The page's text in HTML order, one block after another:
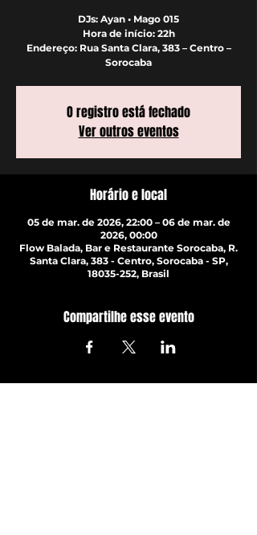
DJs: Ayan • Mago 015
Hora de início: 22h
Endereço: Rua Santa Clara, 383 – Centro –
Sorocaba
O registro está fechado
Ver outros eventos
Horário e local
05 de mar. de 2026, 22:00 – 06 de mar. de
2026, 00:00
Flow Balada, Bar e Restaurante Sorocaba, R.
Santa Clara, 383 - Centro, Sorocaba - SP,
18035-252, Brasil
Compartilhe esse evento